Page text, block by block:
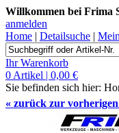
Willkommen bei Frima
anmelden
Home | Detailsuche |
Ihr Warenkorb
0 Artikel | 0,00 €
Sie befinden sich hier:
« zurück zur vorherigen